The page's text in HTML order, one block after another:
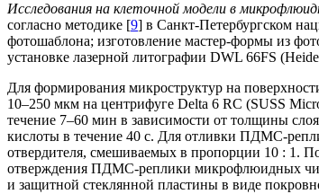
Исследования на клеточной модели в
согласно методике [9] в Санкт-Петербургском
фотошаблона; изготовление мастер-формы из
установке лазерной литографии DWL 66FS
Для формирования микроструктур на
10–250 мкм на центрифуге Delta 6 RC (SUSS
течение 7–60 мин в зависимости от толщины
кислоты в течение 40 с. Для отливки ПДМС-
отвердителя, смешиваемых в пропорции 10 : 1.
отверждения ПДМС-реплики микрофлюидных
и защитной стеклянной пластины в виде